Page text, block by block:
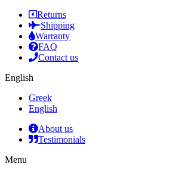
Returns
Shipping
Warranty
FAQ
Contact us
English
Greek
English
About us
Testimonials
Menu